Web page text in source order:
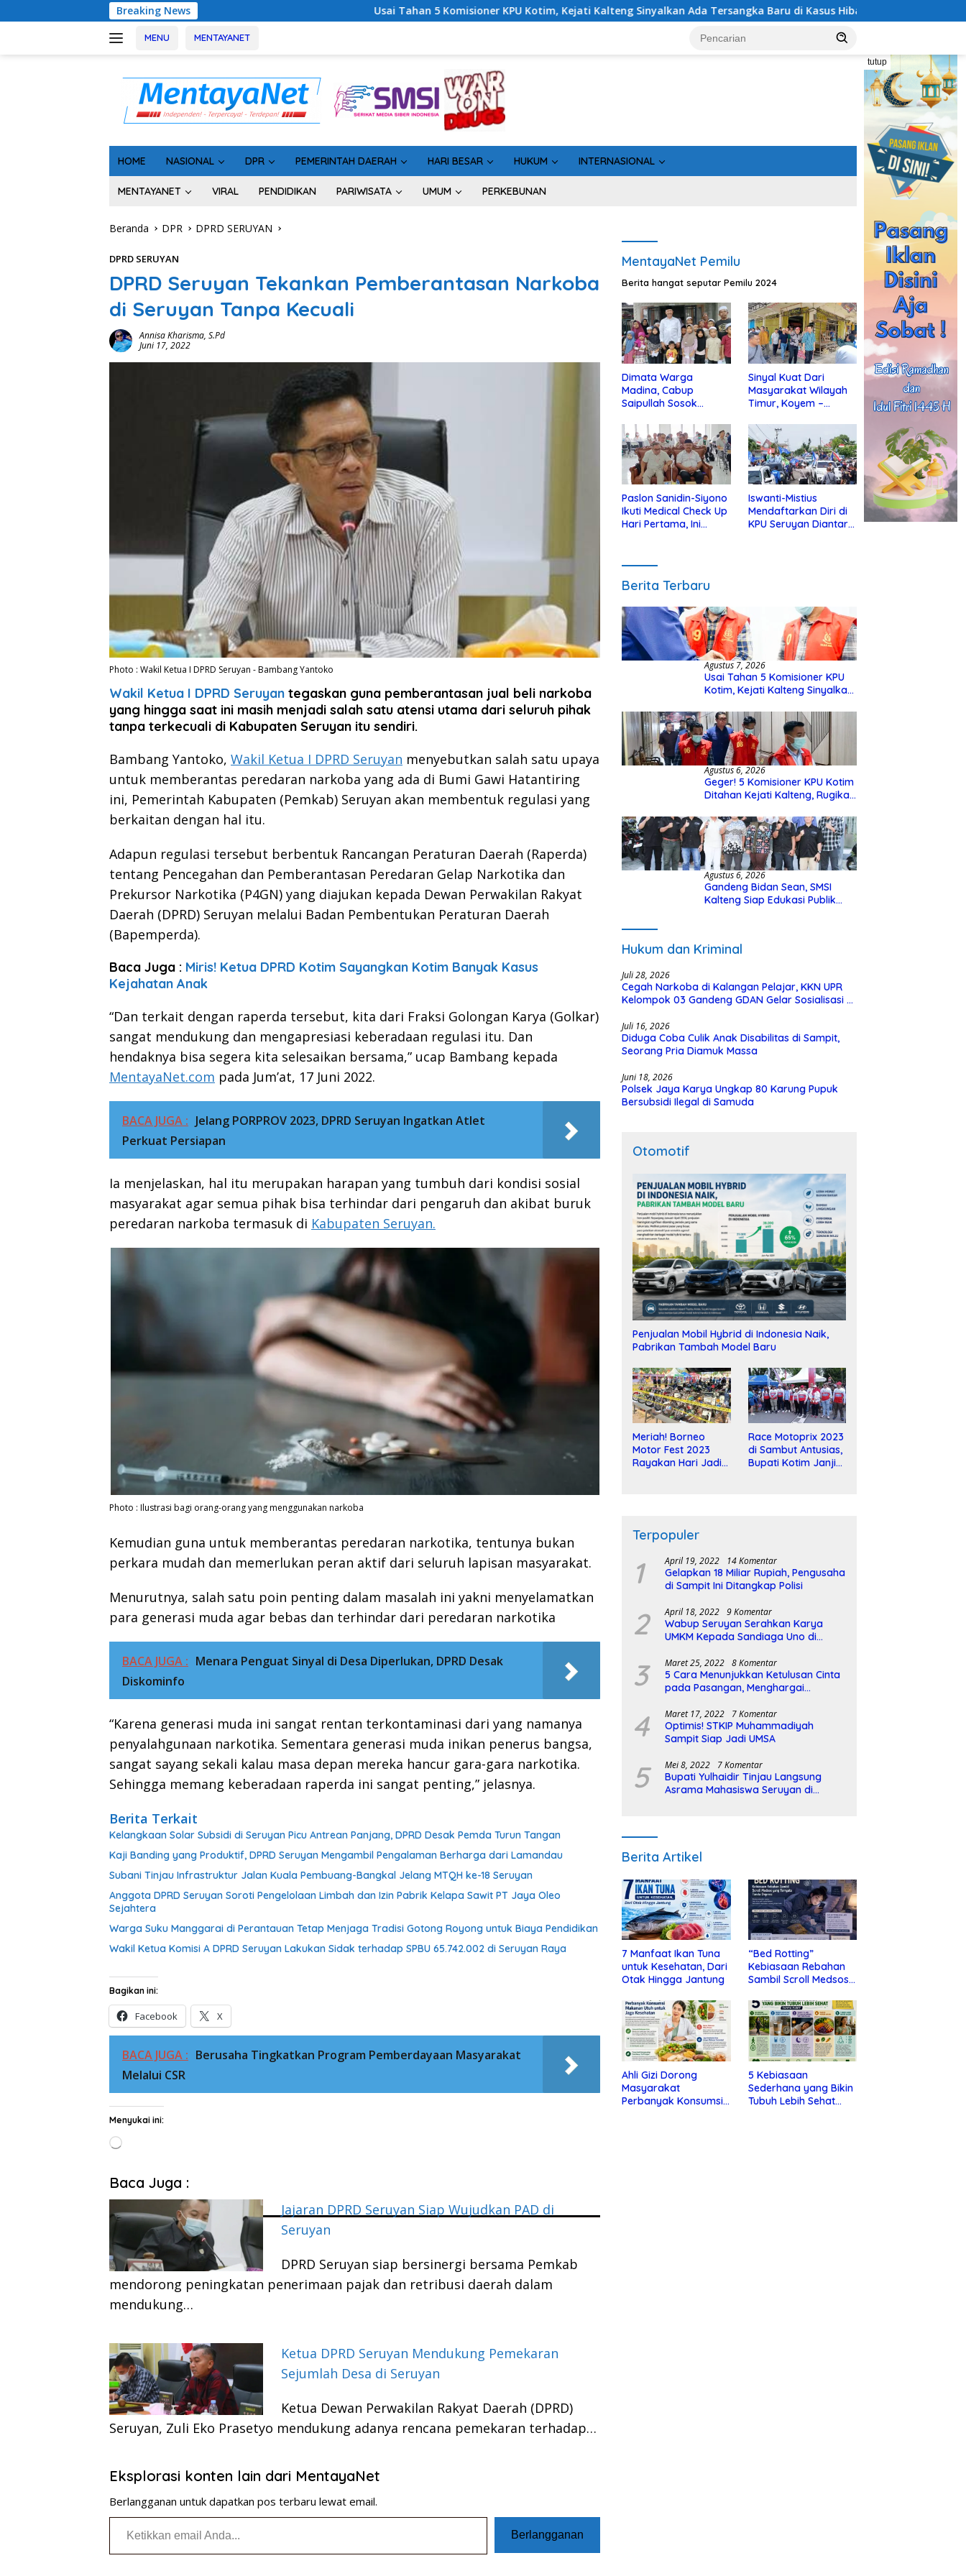
ke
Breaking News Usai Tahan 5 Komisioner KPU Kotim, Kejati Kalteng Sinyalkan Ada Tersangka Baru di Kasus Hibah Rp40 Miliar Geger! 5 Komisioner KPU
MENU MENTAYANET
tutup
HOME NASIONAL DPR PEMERINTAH DAERAH HARI BESAR HUKUM INTERNASIONAL
MENTAYANET VIRAL PENDIDIKAN PARIWISATA UMUM PERKEBUNAN
Beranda DPR DPRD SERUYAN
DPRD SERUYAN
DPRD Seruyan Tekankan Pemberantasan Narkoba
di Seruyan Tanpa Kecuali
Annisa Kharisma, S.Pd
Juni 17, 2022
Photo : Wakil Ketua I DPRD Seruyan - Bambang Yantoko
Wakil Ketua I DPRD Seruyan tegaskan guna pemberantasan jual beli narkoba
yang hingga saat ini masih menjadi salah satu atensi utama dari seluruh pihak
tanpa terkecuali di Kabupaten Seruyan itu sendiri.
Bambang Yantoko, Wakil Ketua I DPRD Seruyan menyebutkan salah satu upaya
untuk memberantas peredaran narkoba yang ada di Bumi Gawi Hatantiring
ini, Pemerintah Kabupaten (Pemkab) Seruyan akan membentuk regulasi yang
berkaitan dengan hal itu.
Adapun regulasi tersebut berbentuk Rancangan Peraturan Daerah (Raperda)
tentang Pencegahan dan Pemberantasan Peredaran Gelap Narkotika dan
Prekursor Narkotika (P4GN) yang diajukan kepada Dewan Perwakilan Rakyat
Daerah (DPRD) Seruyan melalui Badan Pembentukan Peraturan Daerah
(Bapemperda).
Baca Juga : Miris! Ketua DPRD Kotim Sayangkan Kotim Banyak Kasus
Kejahatan Anak
“Dan terkait dengan raperda tersebut, kita dari Fraksi Golongan Karya (Golkar)
sangat mendukung dan mengapresiasi keberadaan regulasi itu. Dan
hendaknya bisa segera kita selesaikan bersama,” ucap Bambang kepada
MentayaNet.com pada Jum’at, 17 Juni 2022.
BACA JUGA : Jelang PORPROV 2023, DPRD Seruyan Ingatkan Atlet
Perkuat Persiapan
Ia menjelaskan, hal itu merupakan harapan yang tumbuh dari kondisi sosial
masyarakat agar semua pihak bisa terhindar dari pengaruh dan akibat buruk
peredaran narkoba termasuk di Kabupaten Seruyan.
Photo : Ilustrasi bagi orang-orang yang menggunakan narkoba
Kemudian guna untuk memberantas peredaran narkotika, tentunya bukan
perkara mudah dan memerlukan peran aktif dari seluruh lapisan masyarakat.
Menurutnya, salah satu poin penting dalam masalah ini yakni menyelamatkan
para generasi muda agar bebas dan terhindar dari peredaran narkotika
BACA JUGA : Menara Penguat Sinyal di Desa Diperlukan, DPRD Desak
Diskominfo
“Karena generasi muda ini sangat rentan terkontaminasi dari yang namanya
penyalahgunaan narkotika. Sementara generasi muda inikan penerus bangsa,
sangat sayang sekali kalau masa depan mereka hancur gara-gara narkotika.
Sehingga memang keberadaan raperda ini sangat penting,” jelasnya.
Berita Terkait
Kelangkaan Solar Subsidi di Seruyan Picu Antrean Panjang, DPRD Desak Pemda Turun Tangan
Kaji Banding yang Produktif, DPRD Seruyan Mengambil Pengalaman Berharga dari Lamandau
Subani Tinjau Infrastruktur Jalan Kuala Pembuang-Bangkal Jelang MTQH ke-18 Seruyan
Anggota DPRD Seruyan Soroti Pengelolaan Limbah dan Izin Pabrik Kelapa Sawit PT Jaya Oleo
Sejahtera
Warga Suku Manggarai di Perantauan Tetap Menjaga Tradisi Gotong Royong untuk Biaya Pendidikan
Wakil Ketua Komisi A DPRD Seruyan Lakukan Sidak terhadap SPBU 65.742.002 di Seruyan Raya
Bagikan ini:
Facebook X
BACA JUGA : Berusaha Tingkatkan Program Pemberdayaan Masyarakat
Melalui CSR
Menyukai ini:
Memuat...
Baca Juga :
Jajaran DPRD Seruyan Siap Wujudkan PAD di
Seruyan
DPRD Seruyan siap bersinergi bersama Pemkab
mendorong peningkatan penerimaan pajak dan retribusi daerah dalam
mendukung…
Ketua DPRD Seruyan Mendukung Pemekaran
Sejumlah Desa di Seruyan
Ketua Dewan Perwakilan Rakyat Daerah (DPRD)
Seruyan, Zuli Eko Prasetyo mendukung adanya rencana pemekaran terhadap…
Eksplorasi konten lain dari MentayaNet
Berlangganan untuk dapatkan pos terbaru lewat email.
Ketikkan email Anda...
Berlangganan
MentayaNet Pemilu
Berita hangat seputar Pemilu 2024
Dimata Warga
Madina, Cabup
Saipullah Sosok
Anak Yatim
Sinyal Kuat Dari
Masyarakat Wilayah
Timur, Koyem –
di Kotim
Paslon Sanidin-Siyono
Ikuti Medical Check Up
Hari Pertama, Ini
Iswanti-Mistius
Mendaftarkan Diri di
KPU Seruyan Diantar
Berita Terbaru
Agustus 7, 2026
Usai Tahan 5 Komisioner KPU
Kotim, Kejati Kalteng Sinyalkan
Hibah Rp40 Miliar
Agustus 6, 2026
Geger! 5 Komisioner KPU Kotim
Ditahan Kejati Kalteng, Rugikan
Hibah Rp40 Miliar
Agustus 6, 2026
Gandeng Bidan Sean, SMSI
Kalteng Siap Edukasi Publik
Hukum dan Kriminal
Juli 28, 2026
Cegah Narkoba di Kalangan Pelajar, KKN UPR
Kelompok 03 Gandeng GDAN Gelar Sosialisasi di
Juli 16, 2026
Diduga Coba Culik Anak Disabilitas di Sampit,
Seorang Pria Diamuk Massa
Juni 18, 2026
Polsek Jaya Karya Ungkap 80 Karung Pupuk
Bersubsidi Ilegal di Samuda
Otomotif
Penjualan Mobil Hybrid di Indonesia Naik,
Pabrikan Tambah Model Baru
Meriah! Borneo
Motor Fest 2023
Rayakan Hari Jadi
Race Motoprix 2023
di Sambut Antusias,
Bupati Kotim Janji
Terpopuler
1 April 19, 2022 14 Komentar
Gelapkan 18 Miliar Rupiah, Pengusaha
di Sampit Ini Ditangkap Polisi
2 April 18, 2022 9 Komentar
Wabup Seruyan Serahkan Karya
UMKM Kepada Sandiaga Uno di
3 Maret 25, 2022 8 Komentar
5 Cara Menunjukkan Ketulusan Cinta
pada Pasangan, Menghargai
4 Maret 17, 2022 7 Komentar
Optimis! STKIP Muhammadiyah
Sampit Siap Jadi UMSA
5 Mei 8, 2022 7 Komentar
Bupati Yulhaidir Tinjau Langsung
Asrama Mahasiswa Seruyan di
Berita Artikel
7 Manfaat Ikan Tuna
untuk Kesehatan, Dari
Otak Hingga Jantung
“Bed Rotting”
Kebiasaan Rebahan
Sambil Scroll Medsos
Depresi
Ahli Gizi Dorong
Masyarakat
Perbanyak Konsumsi
5 Kebiasaan
Sederhana yang Bikin
Tubuh Lebih Sehat